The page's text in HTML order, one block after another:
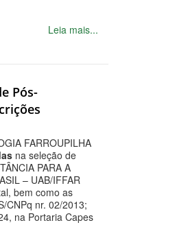
Leia mais...
Pós-
FARROUPILHA
na seleção de
PARA A
– UAB/IFFAR
bem como as
CNPq nr. 02/2013;
na Portaria Capes